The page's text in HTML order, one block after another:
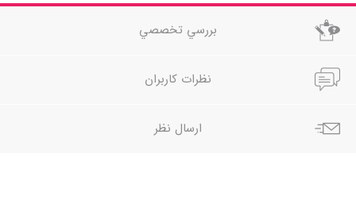
بررسي تخصصي
نظرات کاربران
ارسال نظر